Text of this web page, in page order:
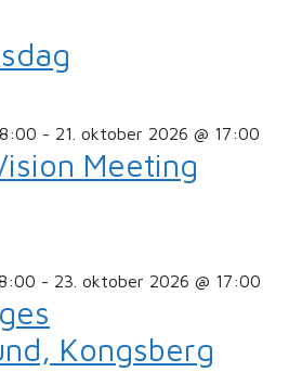
- 21. oktober 2026 @ 17:00
Meeting
- 23. oktober 2026 @ 17:00
Kongsberg